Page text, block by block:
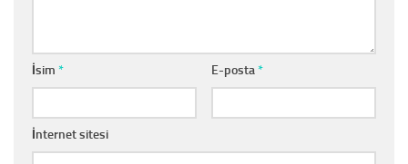
İsim * E-posta*
İnternet sitesi